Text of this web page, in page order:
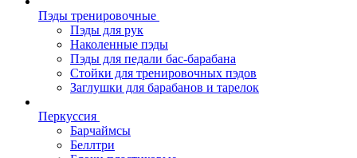
Пэды тренировочные
Пэды для рук
Наколенные пэды
Пэды для педали бас-барабана
Стойки для тренировочных пэдов
Заглушки для барабанов и тарелок
Перкуссия
Барчаймсы
Беллтри